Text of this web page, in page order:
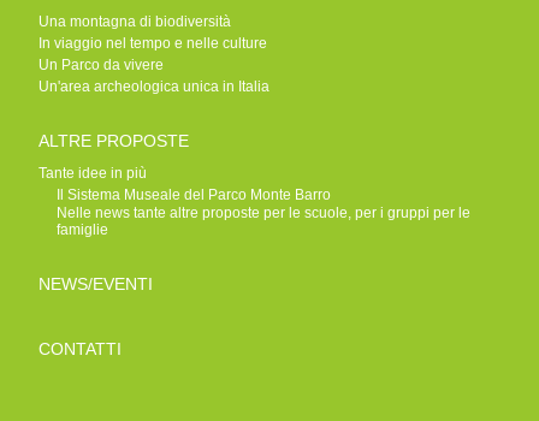
Una montagna di biodiversità
In viaggio nel tempo e nelle culture
Un Parco da vivere
Un'area archeologica unica in Italia
ALTRE PROPOSTE
Tante idee in più
Il Sistema Museale del Parco Monte Barro
Nelle news tante altre proposte per le scuole, per i gruppi per le
famiglie
NEWS/EVENTI
CONTATTI